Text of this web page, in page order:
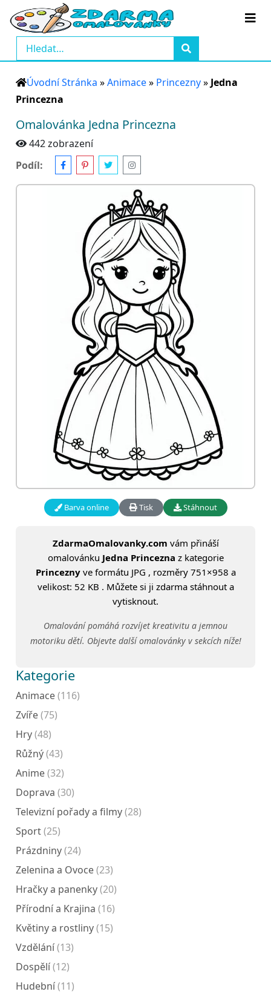
Úvodní Stránka »Animace» Princezny» Jedna
Princezna
Omalovánka Jedna Princezna
442 zobrazení
Podíl:
Barva online Tisk Stáhnout
ZdarmaOmalovanky.com vám přináší
omalovánku Jedna Princezna z kategorie
Princeznyve formátu JPG , rozměry 751×958 a
velikost: 52 KB . Můžete si ji zdarma stáhnout a
vytisknout.
Omalování pomáhá rozvíjet kreativitu a jemnou
motoriku dětí. Objevte další omalovánky v sekcích níže!
Kategorie
Animace(116)
Zvíře(75)
Hry(48)
Růžný(43)
Anime(32)
Doprava (30)
Televizní pořady a filmy(28)
Sport(25)
Prázdniny(24)
Zelenina a Ovoce(23)
Hračky a panenky(20)
Přírodní a Krajina (16)
Květiny a rostliny(15)
Vzdělání(13)
Dospělí(12)
Hudební(11)